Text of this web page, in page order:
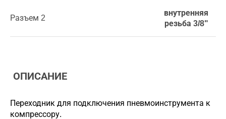
Разъем 2
внутренняя
резьба 3/8"
ОПИСАНИЕ
Переходник для подключения пневмоинструмента к
компрессору.